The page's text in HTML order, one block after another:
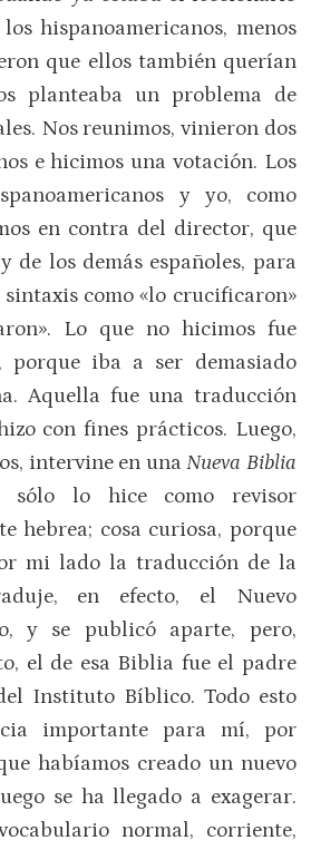
hispanoamericanos, menos
que ellos también querían
planteaba un problema de
Nos reunimos, vinieron dos
e hicimos una votación. Los
y yo, como
en contra del director, que
de los demás españoles, para
como «lo crucificaron»
Lo que no hicimos fue
porque iba a ser demasiado
Aquella fue una traducción
con fines prácticos. Luego,
intervine en unaNueva Biblia
sólo lo hice como revisor
hebrea; cosa curiosa, porque
mi lado la traducción de la
en efecto, el Nuevo
y se publicó aparte, pero,
el de esa Biblia fue el padre
Instituto Bíblico. Todo esto
importante para mí, por
habíamos creado un nuevo
se ha llegado a exagerar.
normal, corriente,